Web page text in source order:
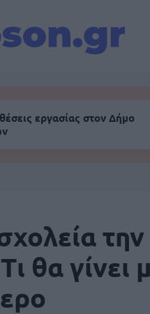
εργασίας στον Δήμο
την
θα γίνει